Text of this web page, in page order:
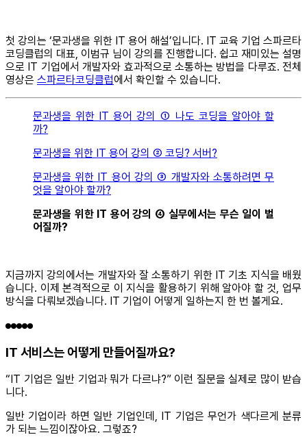
첫 강의는 ‘문과생을 위한 IT 용어 해설’입니다. IT 교육 기업 스파르타
코딩클럽의 대표, 이범규 님이 강의를 진행합니다. 쉽고 재미있는 설명
으로 IT 기업에서 개발자와 효과적으로 소통하는 방법을 다루죠. 전체
영상은 스파르타코딩클럽에서 확인할 수 있습니다.
문과생을 위한 IT 용어 강의 ① 나도 코딩을 알아야 할
까?
문과생을 위한 IT 용어 강의 ② 코딩? 서버?
문과생을 위한 IT 용어 강의 ③ 개발자와 소통하려면 무
엇을 알아야 할까?
문과생을 위한 IT 용어 강의 ④ 실무에서는 무슨 일이 벌
어질까?
지금까지 강의에서는 개발자와 잘 소통하기 위한 IT 기초 지식을 배웠
습니다. 이제 본격적으로 이 지식을 활용하기 위해 알아야 할 것, 업무
방식을 다뤄보겠습니다. IT 기업이 어떻게 일하는지 한 번 볼게요.
IT 서비스는 어떻게 만들어질까요?
“IT 기업은 일반 기업과 뭐가 다르냐?” 이런 질문을 실제로 많이 받습
니다.
일반 기업이라 하면 일반 기업인데, IT 기업은 무언가 색다르게 분류
가 되는 느낌이잖아요. 그렇죠?